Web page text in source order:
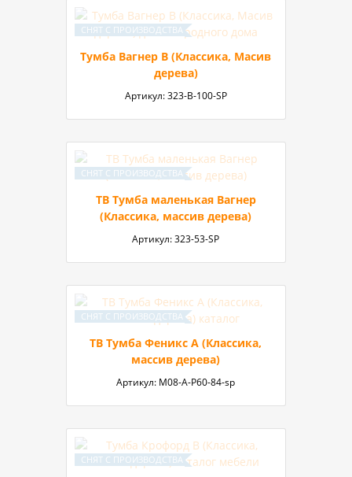
Тумба Вагнер В (Классика, Масив
дерева)
Артикул:323-В-100-SP
ТВ Тумба маленькая Вагнер
(Классика, массив дерева)
Артикул:323-53-SP
ТВ Тумба Феникс А (Классика,
массив дерева)
Артикул: М08-А-P60-84-sp